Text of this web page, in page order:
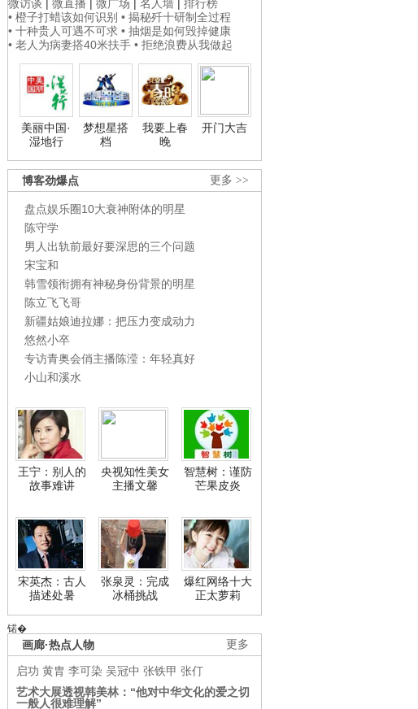
微访谈 | 微直播 | 微广场 | 名人墙 | 排行榜
• 橙子打蜡该如何识别 • 揭秘歼十研制全过程
• 十种贵人可遇不可求 • 抽烟是如何毁掉健康
• 老人为病妻搭40米扶手 • 拒绝浪费从我做起
美丽中国·
湿地行
梦想星搭
档
我要上春
晚
开门大吉
更多 >>
博客劲爆点
盘点娱乐圈10大衰神附体的明星
陈守学
男人出轨前最好要深思的三个问题
宋宝和
韩雪领衔拥有神秘身份背景的明星
陈立飞飞哥
新疆姑娘迪拉娜：把压力变成动力
悠然小卒
专访青奥会俏主播陈滢：年轻真好
小山和溪水
王宁：别人的
故事难讲
央视知性美女
主播文馨
智慧树：谨防
芒果皮炎
宋英杰：古人
描述处暑
张泉灵：完成
冰桶挑战
爆红网络十大
正太萝莉
锘�
更多
画廊·热点人物
启功 黄胄 李可染 吴冠中 张铁甲 张仃
艺术大展透视韩美林：“他对中华文化的爱之切
一般人很难理解”